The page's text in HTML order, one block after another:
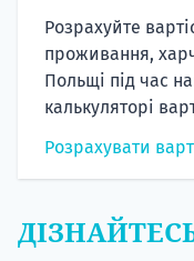
Розрахуйте
проживання,
Польщі під час
калькуляторі
Розрахувати